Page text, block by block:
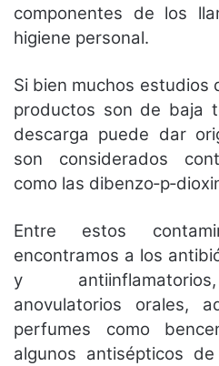
componentes de los
higiene personal.
Si bien muchos estudios
productos son de baja
descarga puede dar
son considerados
como las
Entre estos
encontramos a los
y
anovulatorios orales,
perfumes como
algunos antisépticos